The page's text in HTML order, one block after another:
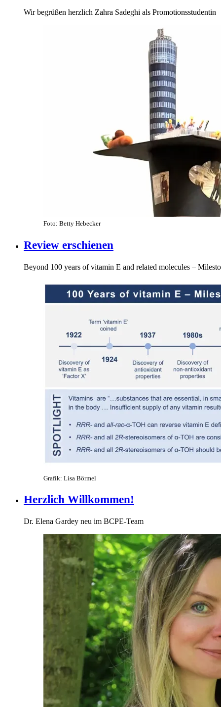
Wir begrüßen herzlich Zahra Sadeghi als Promotionsstudentin
Foto: Betty Hebecker
Review erschienen
Beyond 100 years of vitamin E and related molecules –
Grafik: Lisa Börmel
Herzlich Willkommen!
Dr. Elena Gardey neu im BCPE-Team